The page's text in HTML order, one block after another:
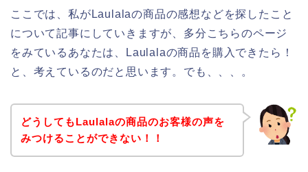
ここでは、私がLaulalaの商品の感想などを探したこと
について記事にしていきますが、多分こちらのページ
をみているあなたは、Laulalaの商品を購入できたら！
と、考えているのだと思います。でも、、、。
どうしてもLaulalaの商品のお客様の声を
みつけることができない！！